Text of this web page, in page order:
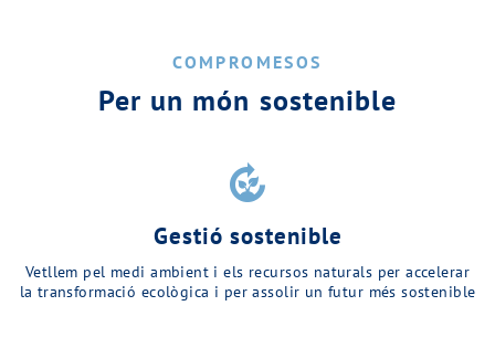
COMPROMESOS
Per un món sostenible
compost
Gestió sostenible
Vetllem pel medi ambient i els recursos naturals per accelerar
la transformació ecològica i per assolir un futur més sostenible